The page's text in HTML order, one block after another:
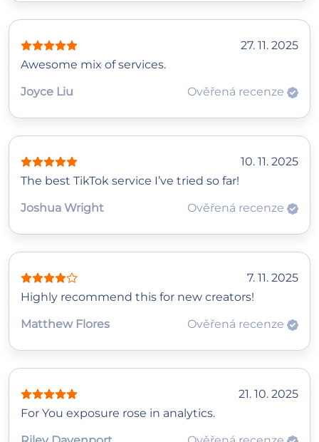
27. 11. 2025
Awesome mix of services.
Joyce Liu
Ověřená recenze
10. 11. 2025
The best TikTok service I’ve tried so far!
Joshua Wright
Ověřená recenze
7. 11. 2025
Highly recommend this for new creators!
Matthew Flores
Ověřená recenze
21. 10. 2025
For You exposure rose in analytics.